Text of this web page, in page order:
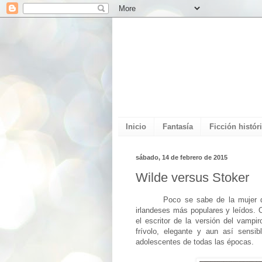
Inicio Fantasía Ficción
sábado, 14 de febrero de 2015
Wilde versus Stoker
Poco se sabe de la mujer
irlandeses más populares y leídos.
el escritor de la versión del
frívolo, elegante y aun así
adolescentes de todas las épocas.